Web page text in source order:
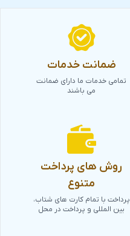
ضمانت خدمات
تمامی خدمات ما دارای ضمانت
می باشند
روش های پرداخت
متنوع
پرداخت با تمام کارت های شتاب،
بین المللی و پرداخت در محل